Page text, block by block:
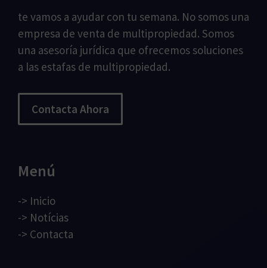
te vamos a ayudar con tu semana. No somos una
empresa de venta de multipropiedad. Somos
una asesoría jurídica que ofrecemos soluciones
a las estafas de multipropiedad.
Contacta Ahora
Menú
-> Inicio
-> Notícias
-> Contacta